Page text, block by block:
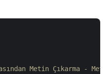
Metin Çıkarma -